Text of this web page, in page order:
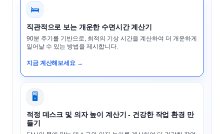
🛌
직관적으로 보는 개운한 수면시간 계산기
90분 주기를 기반으로, 최적의 기상 시간을 계산하여 더 개운하게
일어날 수 있는 방법을 제시합니다.
지금 계산해보세요 →
🖥️
적정 데스크 및 의자 높이 계산기 - 건강한 작업 환경 만
들기